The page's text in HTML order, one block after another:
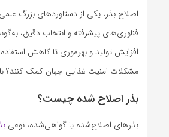
اصلاح بذر، یکی از دستاوردهای بزرگ
فناوری‌های پیشرفته و انتخاب دقیق،
افزایش تولید و بهره‌وری تا کاهش استفاده
مشکلات امنیت غذایی جهان کمک کنند؟ با
بذر اصلاح شده چیست؟
بذرهای اصلاح‌شده یا گواهی‌شده، نوعی